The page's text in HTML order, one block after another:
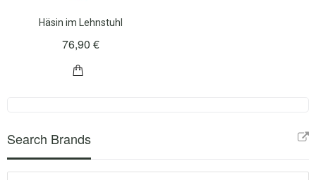
Häsin im Lehnstuhl
76,90 €
Search Brands